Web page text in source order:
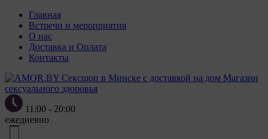
Главная
Встречи и мероприятия
О нас
Доставка и Оплата
Контакты
Магазин
сексуального здоровья
11:00 - 20:00
ежедневно